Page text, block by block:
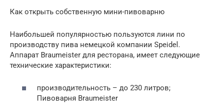
Как открыть собственную мини-пивоварню
Наибольшей популярностью пользуются лини по
производству пива немецкой компании Speidel.
Аппарат Braumeister для ресторана, имеет следующие
технические характеристики:
производительность – до 230 литров;
Пивоварня Braumeister